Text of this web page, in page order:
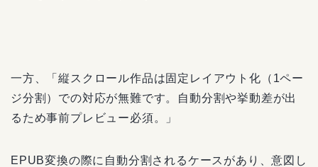
一方、「縦スクロール作品は固定レイアウト化（1ペー
ジ分割）での対応が無難です。自動分割や挙動差が出
るため事前プレビュー必須。」
EPUB変換の際に自動分割されるケースがあり、意図し